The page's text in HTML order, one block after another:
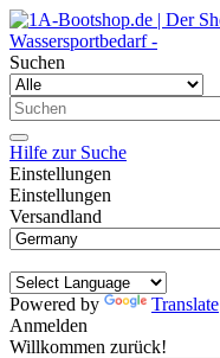
Suchen
Hilfe zur Suche
Einstellungen
Einstellungen
Versandland
Powered by
Translate
Anmelden
Willkommen zurück!